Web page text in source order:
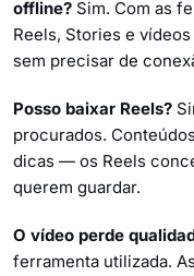
offline? Sim. Com as
Reels, Stories e
sem precisar de
Posso baixar Reels?
procurados.
dicas — os Reels
querem guardar.
O vídeo perde
ferramenta utilizada.